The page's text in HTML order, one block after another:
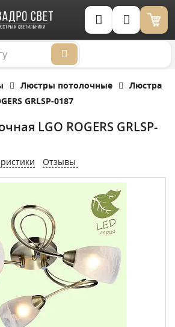
Корзина (0)
Люстры потолочные
Люстра
GRLSP-0187
LGO ROGERS GRLSP-
Отзывы